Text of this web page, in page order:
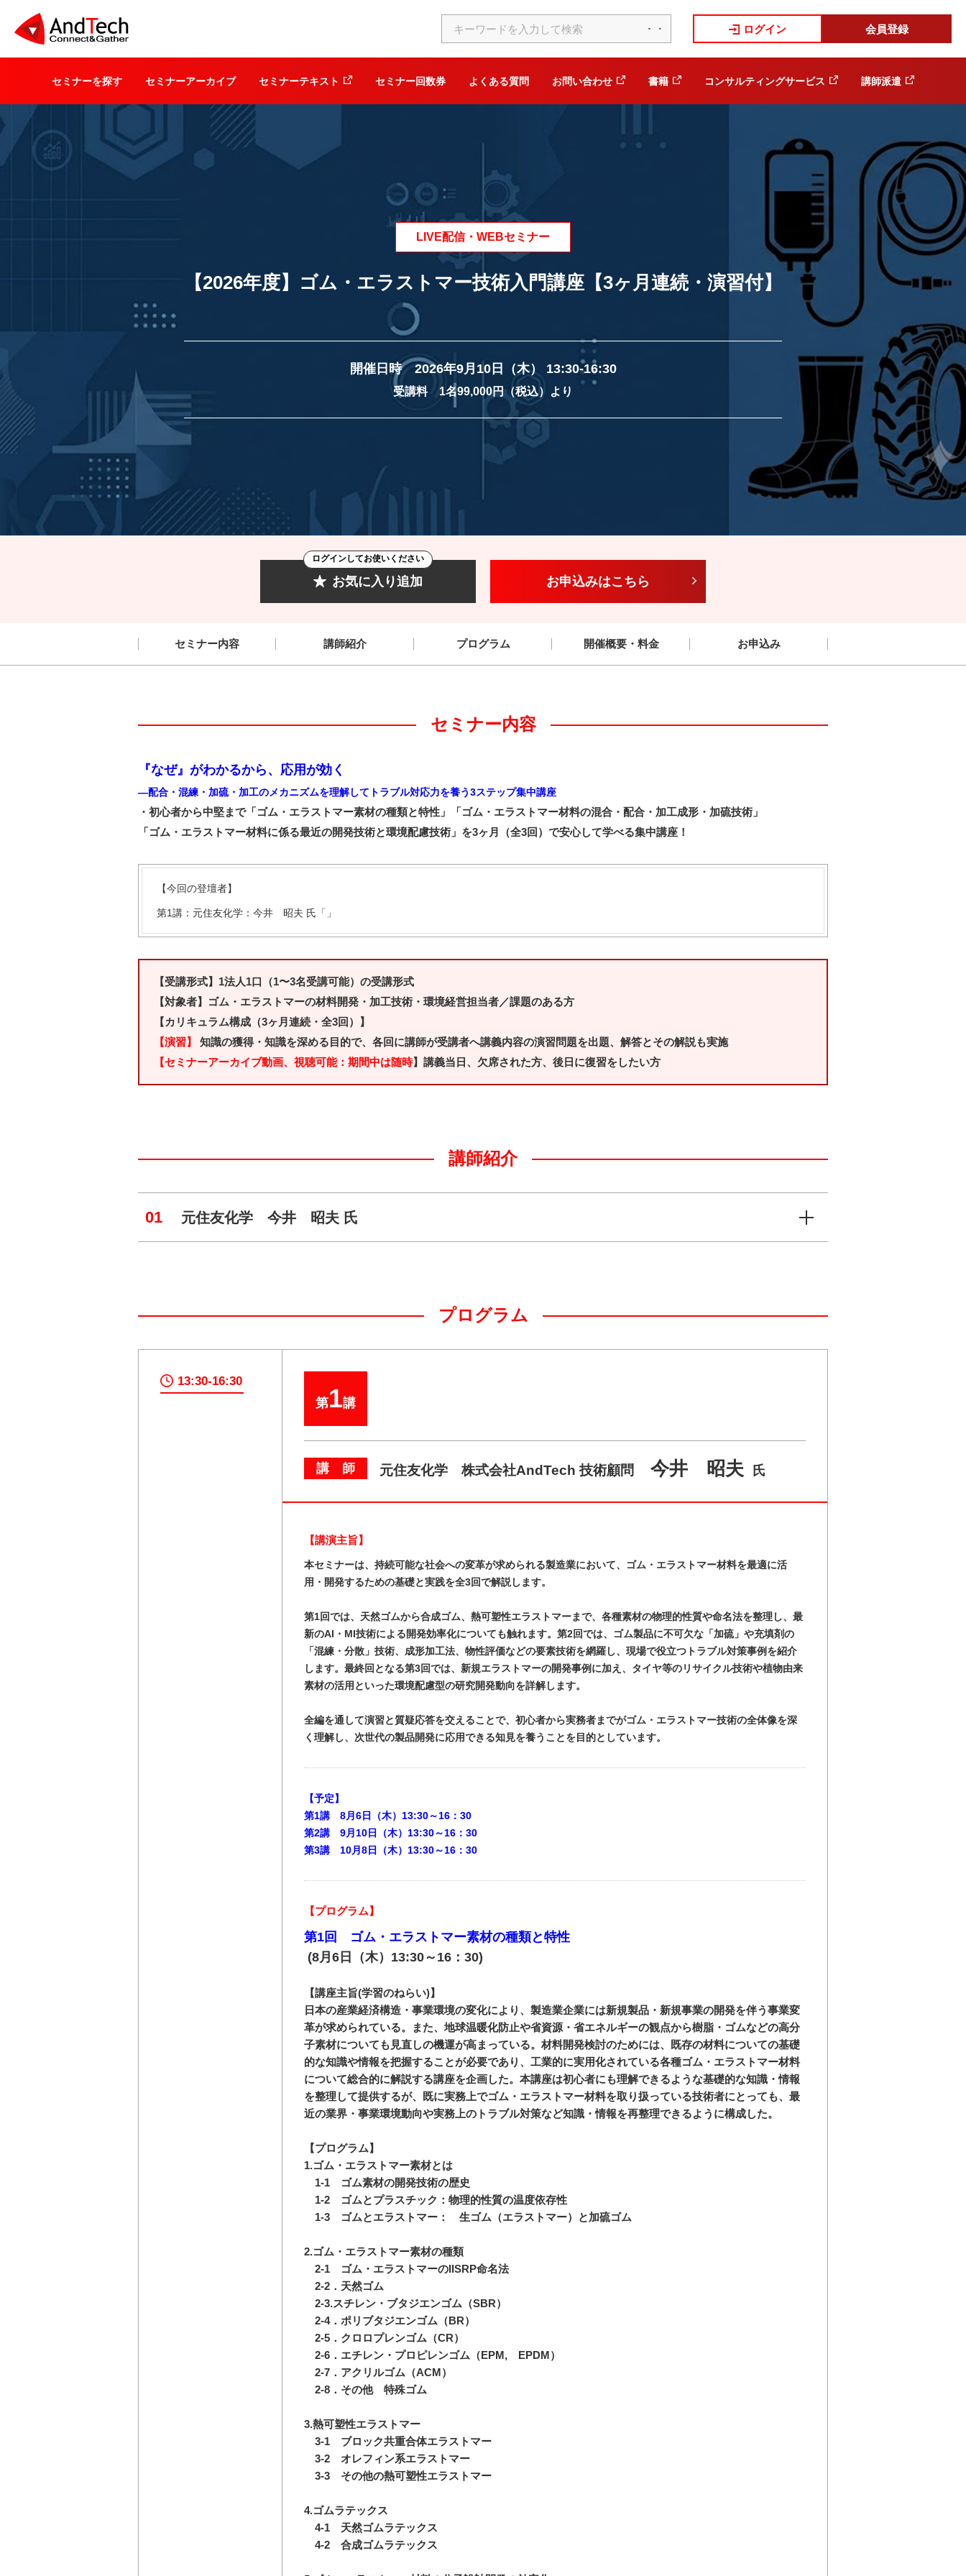
ログイン 会員登録
セミナーを探す セミナーアーカイブ セミナーテキスト セミナー回数券 よくある質問 お問い合わせ 書籍 コンサルティングサービス 講師派遣
LIVE配信・WEBセミナー
【2026年度】ゴム・エラストマー技術入門講座【3ヶ月連続・演習付】
開催日時 2026年9月10日（木） 13:30-16:30
受講料 1名99,000円（税込）より
お気に入り追加
ログインしてお使いください
お申込みはこちら
セミナー内容 講師紹介 プログラム 開催概要・料金 お申込み
セミナー内容
『なぜ』がわかるから、応用が効く
―配合・混練・加硫・加工のメカニズムを理解してトラブル対応力を養う3ステップ集中講座
・初心者から中堅まで「ゴム・エラストマー素材の種類と特性」「ゴム・エラストマー材料の混合・配合・加工成形・加硫技術」
「ゴム・エラストマー材料に係る最近の開発技術と環境配慮技術」を3ヶ月（全3回）で安心して学べる集中講座！
【今回の登壇者】
第1講：元住友化学：今井 昭夫 氏「」
【受講形式】1法人1口（1〜3名受講可能）の受講形式
【対象者】ゴム・エラストマーの材料開発・加工技術・環境経営担当者／課題のある方
【カリキュラム構成（3ヶ月連続・全3回）】
【演習】
知識の獲得・知識を深める目的で、各回に講師が受講者へ講義内容の演習問題を出題、解答とその解説も実施
【セミナーアーカイブ動画、視聴可能：期間中は随時】講義当日、欠席された方、後日に復習をしたい方
講師紹介
01 元住友化学 今井 昭夫 氏
プログラム
13:30-16:30
第1講
講 師 元住友化学 株式会社AndTech 技術顧問 今井 昭夫 氏
【講演主旨】
本セミナーは、持続可能な社会への変革が求められる製造業において、ゴム・エラストマー材料を最適に活
用・開発するための基礎と実践を全3回で解説します。
第1回では、天然ゴムから合成ゴム、熱可塑性エラストマーまで、各種素材の物理的性質や命名法を整理し、最
新のAI・MI技術による開発効率化についても触れます。第2回では、ゴム製品に不可欠な「加硫」や充填剤の
「混練・分散」技術、成形加工法、物性評価などの要素技術を網羅し、現場で役立つトラブル対策事例を紹介
します。最終回となる第3回では、新規エラストマーの開発事例に加え、タイヤ等のリサイクル技術や植物由来
素材の活用といった環境配慮型の研究開発動向を詳解します。
全編を通して演習と質疑応答を交えることで、初心者から実務者までがゴム・エラストマー技術の全体像を深
く理解し、次世代の製品開発に応用できる知見を養うことを目的としています。
【予定】
第1講 8月6日（木）13:30～16：30
第2講 9月10日（木）13:30～16：30
第3講 10月8日（木）13:30～16：30
【プログラム】
第1回 ゴム・エラストマー素材の種類と特性
(8月6日（木）13:30～16：30)
【講座主旨(学習のねらい)】
日本の産業経済構造・事業環境の変化により、製造業企業には新規製品・新規事業の開発を伴う事業変
革が求められている。また、地球温暖化防止や省資源・省エネルギーの観点から樹脂・ゴムなどの高分
子素材についても見直しの機運が高まっている。材料開発検討のためには、既存の材料についての基礎
的な知識や情報を把握することが必要であり、工業的に実用化されている各種ゴム・エラストマー材料
について総合的に解説する講座を企画した。本講座は初心者にも理解できるような基礎的な知識・情報
を整理して提供するが、既に実務上でゴム・エラストマー材料を取り扱っている技術者にとっても、最
近の業界・事業環境動向や実務上のトラブル対策など知識・情報を再整理できるように構成した。
【プログラム】
1.ゴム・エラストマー素材とは
1-1 ゴム素材の開発技術の歴史
1-2 ゴムとプラスチック：物理的性質の温度依存性
1-3 ゴムとエラストマー： 生ゴム（エラストマー）と加硫ゴム
2.ゴム・エラストマー素材の種類
2-1 ゴム・エラストマーのIISRP命名法
2-2．天然ゴム
2-3.スチレン・ブタジエンゴム（SBR）
2-4．ポリブタジエンゴム（BR）
2-5．クロロプレンゴム（CR）
2-6．エチレン・プロピレンゴム（EPM, EPDM）
2-7．アクリルゴム（ACM）
2-8．その他 特殊ゴム
3.熱可塑性エラストマー
3-1 ブロック共重合体エラストマー
3-2 オレフィン系エラストマー
3-3 その他の熱可塑性エラストマー
4.ゴムラテックス
4-1 天然ゴムラテックス
4-2 合成ゴムラテックス